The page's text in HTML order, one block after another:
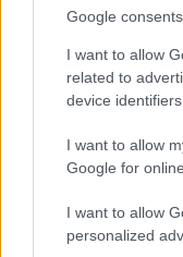
Google consents
I want to allow
related to
device identifiers
I want to allow
Google for
I want to allow
personalized
Παρότι δεν
επιτεθεί,
κουζίνα,
σε φυγή.
Ο άνδρας
αστυνομικούς
ψυχιατρική
Νοσοκομείου